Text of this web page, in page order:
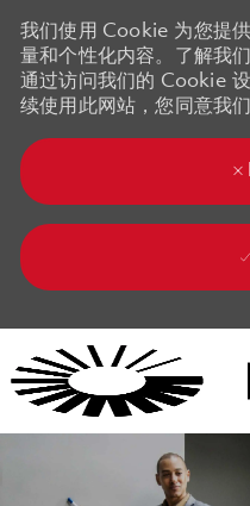
我们使用 Cookie 为您提
量和个性化内容。了解我
通过访问我们的 Cookie
续使用此网站，您同意我